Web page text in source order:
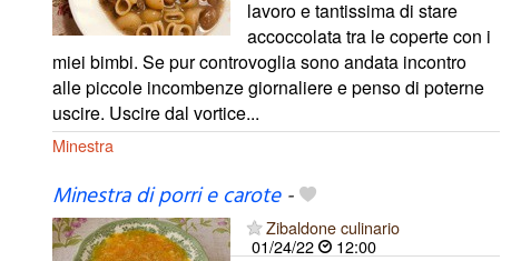
lavoro e tantissima di stare
accoccolata tra le coperte con i
miei bimbi. Se pur controvoglia sono andata incontro
alle piccole incombenze giornaliere e penso di poterne
uscire. Uscire dal vortice...
Minestra
Minestra di porri e carote-
Zibaldone culinario
01/24/22
12:00